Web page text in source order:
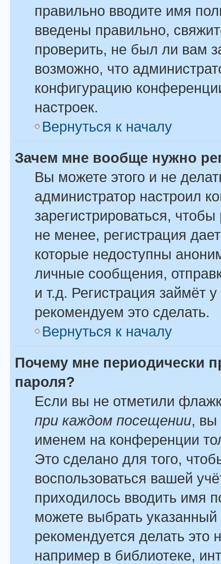
правильно вводите имя
введены правильно,
проверить, не был ли вам
возможно, что
конфигурацию
настроек.
Вернуться к началу
Зачем мне вообще нужно
Вы можете этого и не
администратор настроил
зарегистрироваться,
не менее, регистрация
которые недоступны
личные сообщения,
и т.д. Регистрация займёт
рекомендуем это сделать.
Вернуться к началу
Почему мне периодически
пароля?
Если вы не отметили
при каждом посещении, вы
именем на конференции
Это сделано для того,
воспользоваться вашей
приходилось вводить имя
можете выбрать
рекомендуется делать
например в библиотеке,